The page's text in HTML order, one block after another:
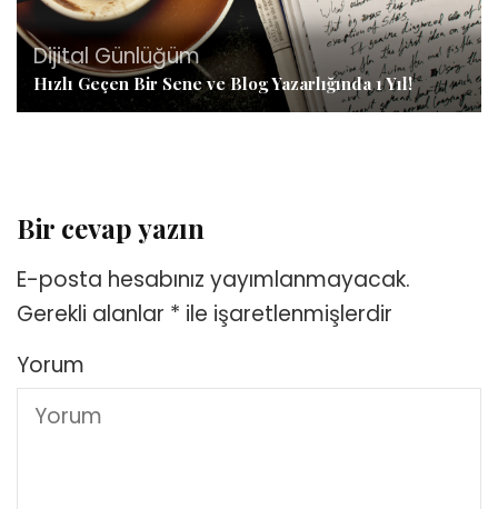
Dijital Günlüğüm
Hızlı Geçen Bir Sene ve Blog Yazarlığında 1 Yıl!
Bir cevap yazın
E-posta hesabınız yayımlanmayacak.
Gerekli alanlar * ile işaretlenmişlerdir
Yorum